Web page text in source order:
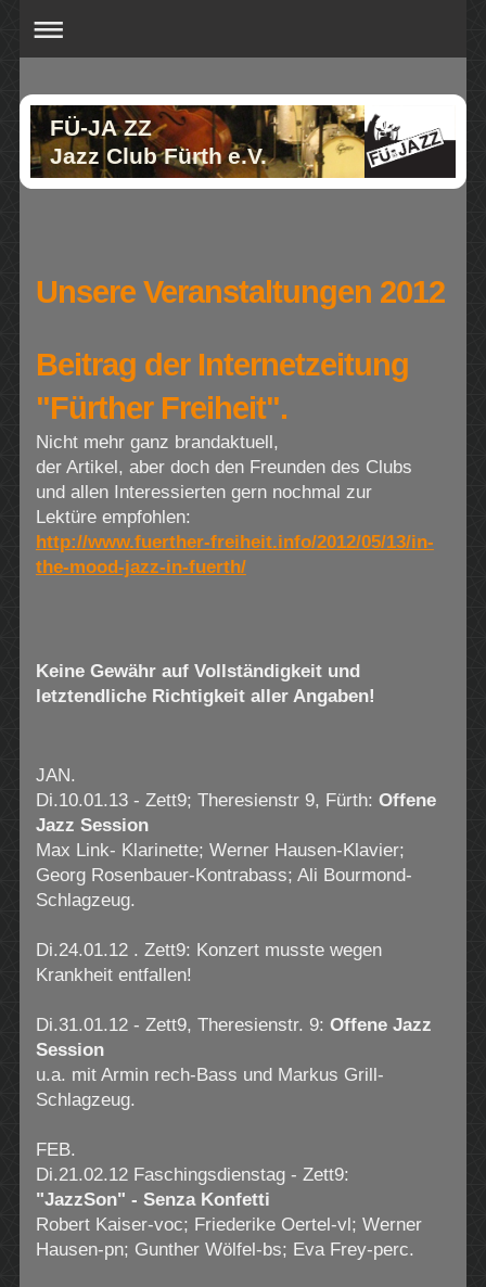
FÜ-JA ZZ
Jazz Club Fürth e.V.
Unsere Veranstaltungen 2012
Beitrag der Internetzeitung
"Fürther Freiheit".
Nicht mehr ganz brandaktuell,
der Artikel, aber doch den Freunden des Clubs
und allen Interessierten gern nochmal zur
Lektüre empfohlen:
http://www.fuerther-freiheit.info/2012/05/13/in-
the-mood-jazz-in-fuerth/
Keine Gewähr auf Vollständigkeit und
letztendliche Richtigkeit aller Angaben!
JAN.
Di.10.01.13 - Zett9; Theresienstr 9, Fürth: Offene
Jazz Session
Max Link- Klarinette; Werner Hausen-Klavier;
Georg Rosenbauer-Kontrabass; Ali Bourmond-
Schlagzeug.
Di.24.01.12 . Zett9: Konzert musste wegen
Krankheit entfallen!
Di.31.01.12 - Zett9, Theresienstr. 9: Offene Jazz
Session
u.a. mit Armin rech-Bass und Markus Grill-
Schlagzeug.
FEB.
Di.21.02.12 Faschingsdienstag - Zett9:
"JazzSon" - Senza Konfetti
Robert Kaiser-voc; Friederike Oertel-vl; Werner
Hausen-pn; Gunther Wölfel-bs; Eva Frey-perc.